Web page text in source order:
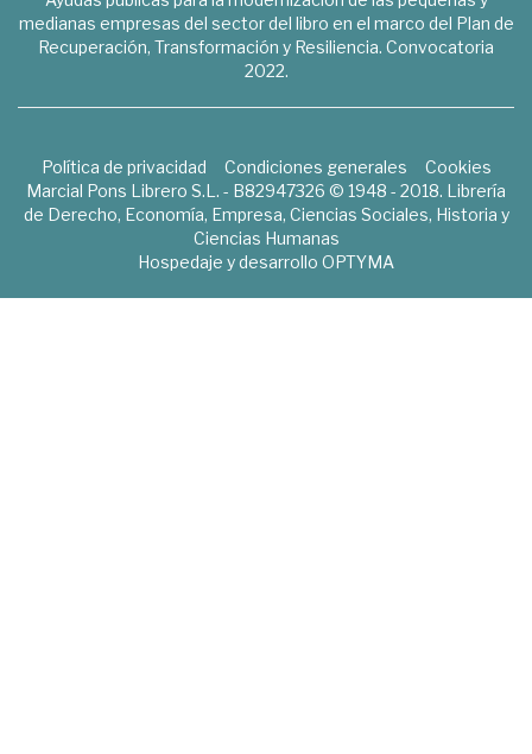
medianas empresas del sector del libro en el marco del Plan de
Recuperación, Transformación y Resiliencia. Convocatoria
2022.
Política de privacidad Condiciones generales
Cookies
Marcial Pons Librero S.L. - B82947326 © 1948 - 2018. Librería
de Derecho, Economía, Empresa, Ciencias Sociales, Historia y
Ciencias Humanas
Hospedaje y desarrollo OPTYMA